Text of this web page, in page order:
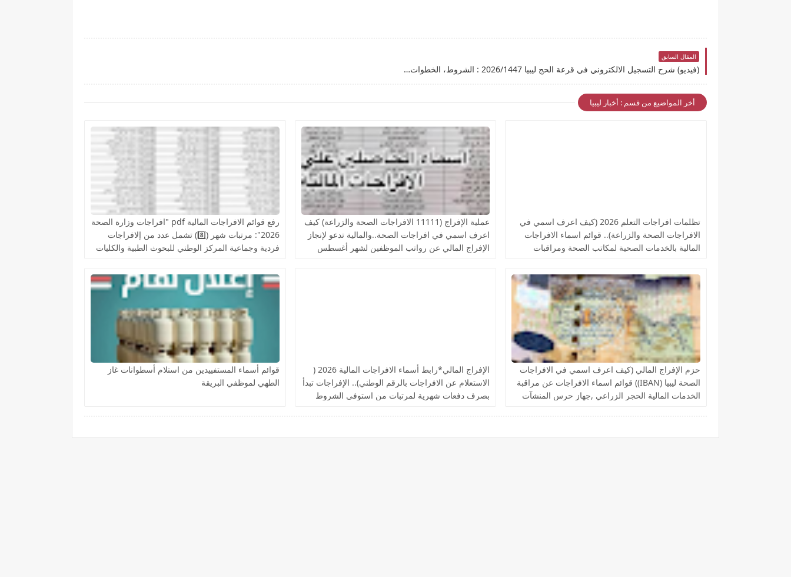
المقال السابق
(فيديو) شرح التسجيل الالكتروني في قرعة الحج ليبيا 2026/1447 : الشروط، الخطوات، ورابط "منصة حجاج" 🇱🇾
أخر المواضيع من قسم : أخبار ليبيا
تظلمات افراجات التعلم 2026 (كيف اعرف اسمي في
الافراجات الصحة والزراعة).. قوائم اسماء الافراجات
المالية بالخدمات الصحية لمكاتب الصحة ومراقبات
عملية الإفراج (11111 الافراجات الصحة والزراعة) كيف
اعرف اسمي في افراجات الصحة..والمالية تدعو لإنجاز
الإفراج المالي عن رواتب الموظفين لشهر أغسطس
رفع قوائم الافراجات المالية pdf "افراجات وزارة الصحة
2026": مرتبات شهر (8️⃣) تشمل عدد من إلافراجات
فردية وجماعية المركز الوطني للبحوث الطبية والكليات
حزم الإفراج المالي (كيف اعرف اسمي في الافراجات
الصحة ليبيا (IBAN)) قوائم اسماء الافراجات عن مراقبة
الخدمات المالية الحجر الزراعي ,جهاز حرس المنشآت
الإفراج المالي*رابط أسماء الافراجات المالية 2026 (
الاستعلام عن الافراجات بالرقم الوطني).. الإفراجات تبدأ
بصرف دفعات شهرية لمرتبات من استوفى الشروط
قوائم أسماء المستفييدين من استلام أسطوانات غاز
الطهي لموظفي البريقة